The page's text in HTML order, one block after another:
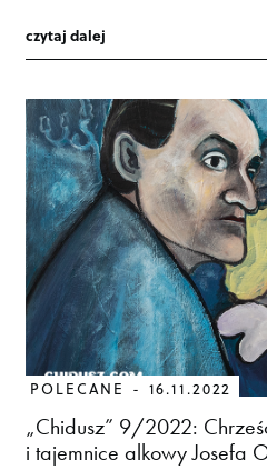
czytaj dalej
POLECANE 16.11.2022
„Chidusz” 9/2022:
i tajemnice alkowy Josefa